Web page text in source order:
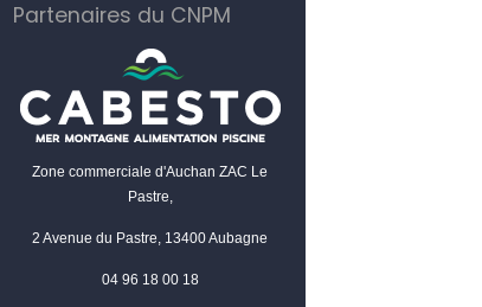
Partenaires du CNPM
Zone commerciale d'Auchan ZAC Le
Pastre,
2 Avenue du Pastre, 13400 Aubagne
04 96 18 00 18